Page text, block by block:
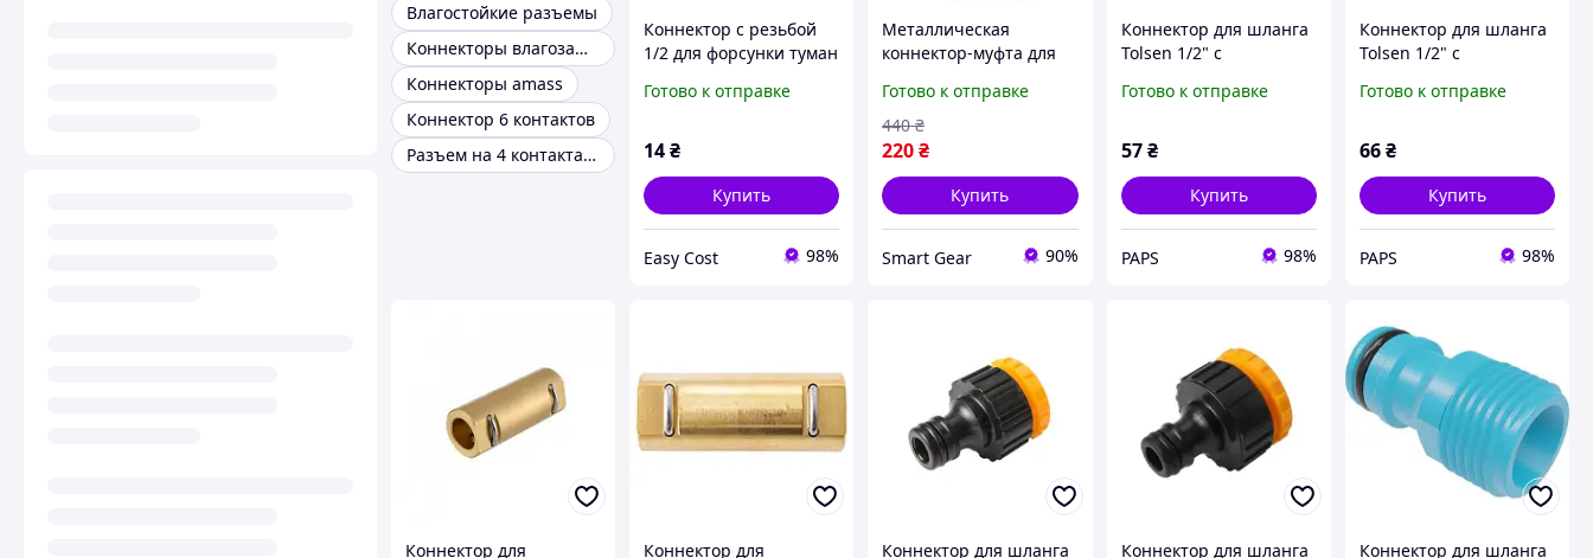
Влагостойкие разъемы
Коннекторы влагозащищенные SP-16 3pin разъемы герметичные
Коннекторы amass
Коннектор 6 контактов
Разъем на 4 контакта промышленный
Коннектор с резьбой
1/2 для форсунки туман
Готово к отправке
14₴
Купить
Easy Cost 98%
Металлическая
коннектор-муфта для
5/8") с автостопом
Parkside Performance
Готово к отправке
220₴
440 ₴
Купить
Smart Gear 90%
Коннектор для шланга
Tolsen 1/2" с
1/2" и 3/4" (57111) p
Готово к отправке
57 ₴
Купить
PAPS 98%
Коннектор для шланга
Tolsen 1/2" с
3/4" и 1" (57160) s
Готово к отправке
66₴
Купить
PAPS 98%
Коннектор для
Коннектор для
Коннектор для шланга
Коннектор для шланга
Коннектор для шланга